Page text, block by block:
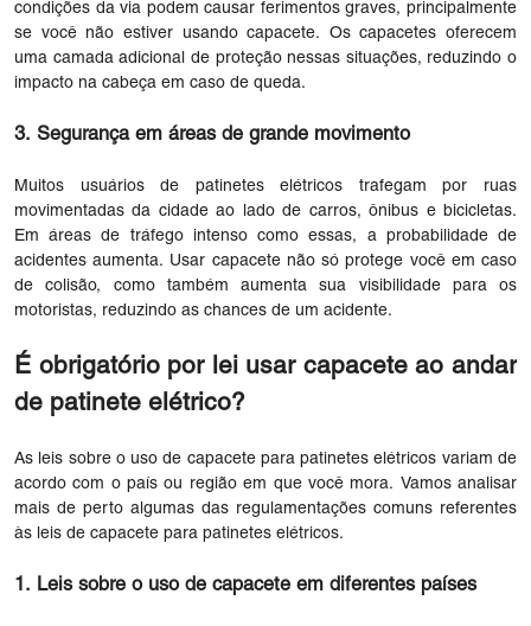
condições da via podem causar ferimentos graves, principalmente
se você não estiver usando capacete. Os capacetes oferecem
uma camada adicional de proteção nessas situações, reduzindo o
impacto na cabeça em caso de queda.
3. Segurança em áreas de grande movimento
Muitos usuários de patinetes elétricos trafegam por ruas
movimentadas da cidade ao lado de carros, ônibus e bicicletas.
Em áreas de tráfego intenso como essas, a probabilidade de
acidentes aumenta. Usar capacete não só protege você em caso
de colisão, como também aumenta sua visibilidade para os
motoristas, reduzindo as chances de um acidente.
É obrigatório por lei usar capacete ao andar
de patinete elétrico?
As leis sobre o uso de capacete para patinetes elétricos variam de
acordo com o país ou região em que você mora. Vamos analisar
mais de perto algumas das regulamentações comuns referentes
às leis de capacete para patinetes elétricos.
1. Leis sobre o uso de capacete em diferentes países